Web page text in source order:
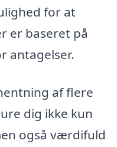
for at
er baseret på
antagelser.
af flere
dig ikke kun
også værdifuld